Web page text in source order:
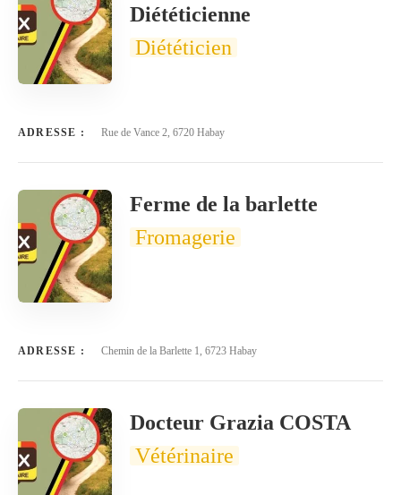
Diététicienne
Diététicien
ADRESSE : Rue de Vance 2, 6720 Habay
Ferme de la barlette
Fromagerie
ADRESSE : Chemin de la Barlette 1, 6723 Habay
Docteur Grazia COSTA
Vétérinaire